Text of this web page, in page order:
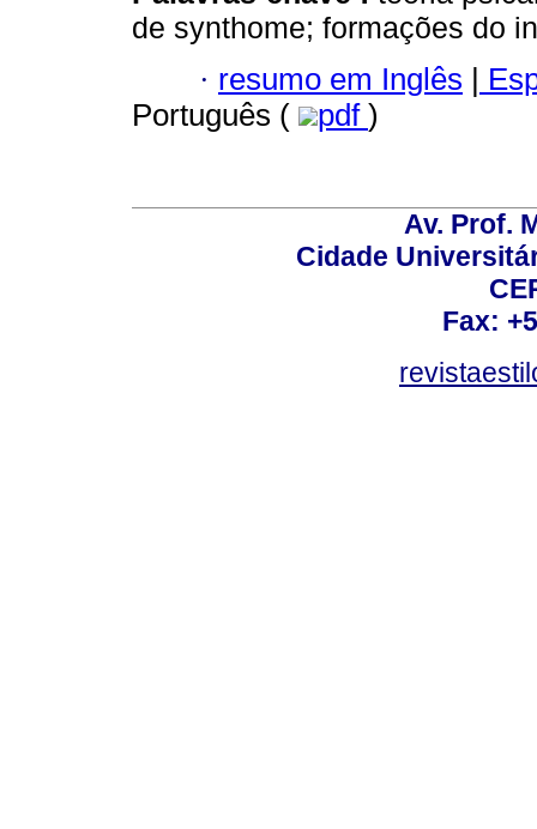
de synthome; formações do
· resumo em Inglês |
Português (
pdf )
Av. Prof.
Cidade
Fax: